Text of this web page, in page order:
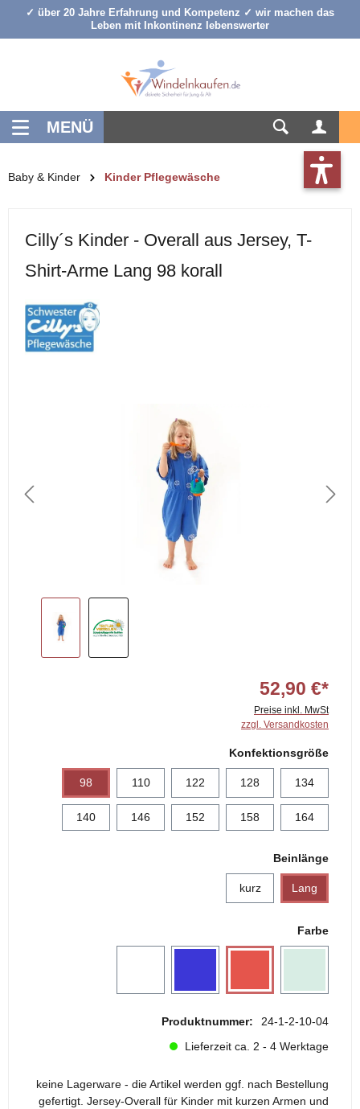
springen
✓ über 20 Jahre Erfahrung und Kompetenz ✓ wir machen das
Leben mit Inkontinenz lebenswerter
MENÜ
Baby & Kinder Kinder Pflegewäsche
Cilly´s Kinder - Overall aus Jersey, T-
Shirt-Arme Lang 98 korall
52,90 €*
Preise inkl. MwSt
zzgl. Versandkosten
Produktnummer:
24-1-2-10-04
Lieferzeit ca. 2 - 4 Werktage
keine Lagerware - die Artikel werden ggf. nach Bestellung
gefertigt. Jersey-Overall für Kinder mit kurzen Armen und
Farbe
Beinlänge
kurz Lang
Konfektionsgröße
98 110 122 128 134
140 146 152 158 164